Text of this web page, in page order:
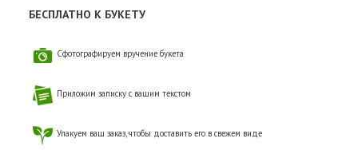
БЕСПЛАТНО К БУКЕТУ
Сфотографируем вручение букета
Приложим записку с вашим текстом
Упакуем ваш заказ, чтобы доставить его в свежем виде